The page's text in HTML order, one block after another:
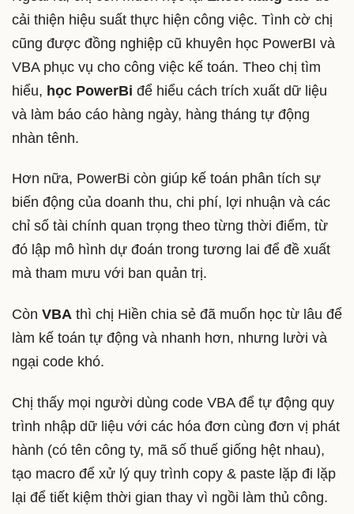
cải thiện hiệu suất thực hiện công việc. Tình cờ chị
cũng được đồng nghiệp cũ khuyên học PowerBI và
VBA phục vụ cho công việc kế toán. Theo chị tìm
hiểu, học PowerBi để hiểu cách trích xuất dữ liệu
và làm báo cáo hàng ngày, hàng tháng tự động
nhàn tênh.
Hơn nữa, PowerBi còn giúp kế toán phân tích sự
biến động của doanh thu, chi phí, lợi nhuận và các
chỉ số tài chính quan trọng theo từng thời điểm, từ
đó lập mô hình dự đoán trong tương lai để đề xuất
mà tham mưu với ban quản trị.
Còn VBA thì chị Hiền chia sẻ đã muốn học từ lâu để
làm kế toán tự động và nhanh hơn, nhưng lười và
ngại code khó.
Chị thấy mọi người dùng code VBA để tự động quy
trình nhập dữ liệu với các hóa đơn cùng đơn vị phát
hành (có tên công ty, mã số thuế giống hệt nhau),
tạo macro để xử lý quy trình copy & paste lặp đi lặp
lại để tiết kiệm thời gian thay vì ngồi làm thủ công.